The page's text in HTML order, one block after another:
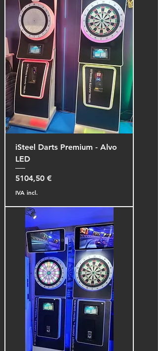
iSteel Darts Premium - Alvo
LED
Preço
5104,50 €
IVA incl.